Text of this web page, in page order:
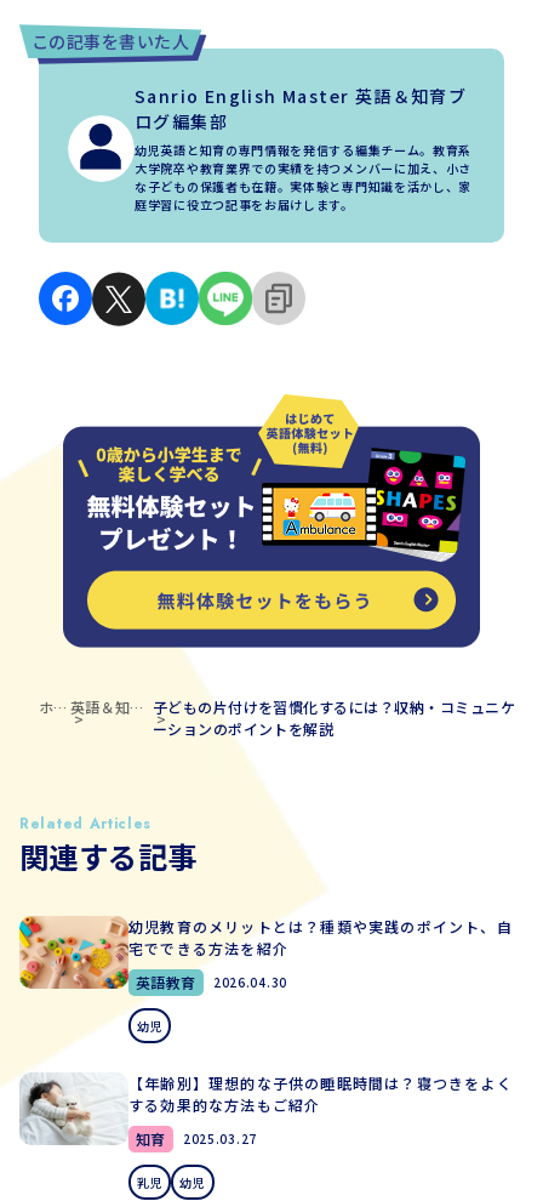
この記事を書いた人
Sanrio English Master 英語＆知育ブ
ログ編集部
幼児英語と知育の専門情報を発信する編集チーム。教育系
大学院卒や教育業界での実績を持つメンバーに加え、小さ
な子どもの保護者も在籍。実体験と専門知識を活かし、家
庭学習に役立つ記事をお届けします。
ホー 英語＆知育
ブログ
子どもの片付けを習慣化するには？収納・コミュニケ
ーションのポイントを解説
関連する記事
Related Articles
幼児教育のメリットとは？種類や実践のポイント、自
宅でできる方法を紹介
英語教育
2026.04.30
幼児
【年齢別】理想的な子供の睡眠時間は？寝つきをよく
する効果的な方法もご紹介
知育
2025.03.27
乳児 幼児